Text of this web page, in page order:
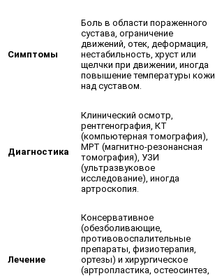
Симптомы
Боль в области пораженного
сустава, ограничение
движений, отек, деформация,
нестабильность, хруст или
щелчки при движении, иногда
повышение температуры кожи
над суставом.
Диагностика
Клинический осмотр,
рентгенография, КТ
(компьютерная томография),
МРТ (магнитно-резонансная
томография), УЗИ
(ультразвуковое
исследование), иногда
артроскопия.
Лечение
Консервативное
(обезболивающие,
противовоспалительные
препараты, физиотерапия,
ортезы) и хирургическое
(артропластика, остеосинтез,